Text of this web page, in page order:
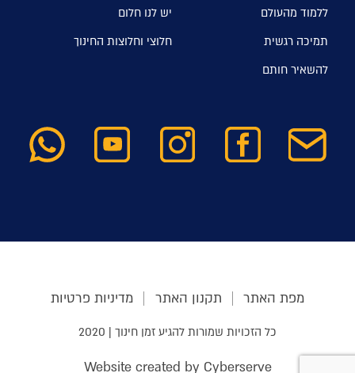
ללמוד מהעולם
יש לנו חלום
תמיכה רגשית
חלוצי וחלוצות החינוך
להשאיר חותם
מפת האתר תקנון האתר מדיניות פרטיות
כל הזכויות שמורות להגיע זמן חינוך | 2020
Website created by Cyberserve